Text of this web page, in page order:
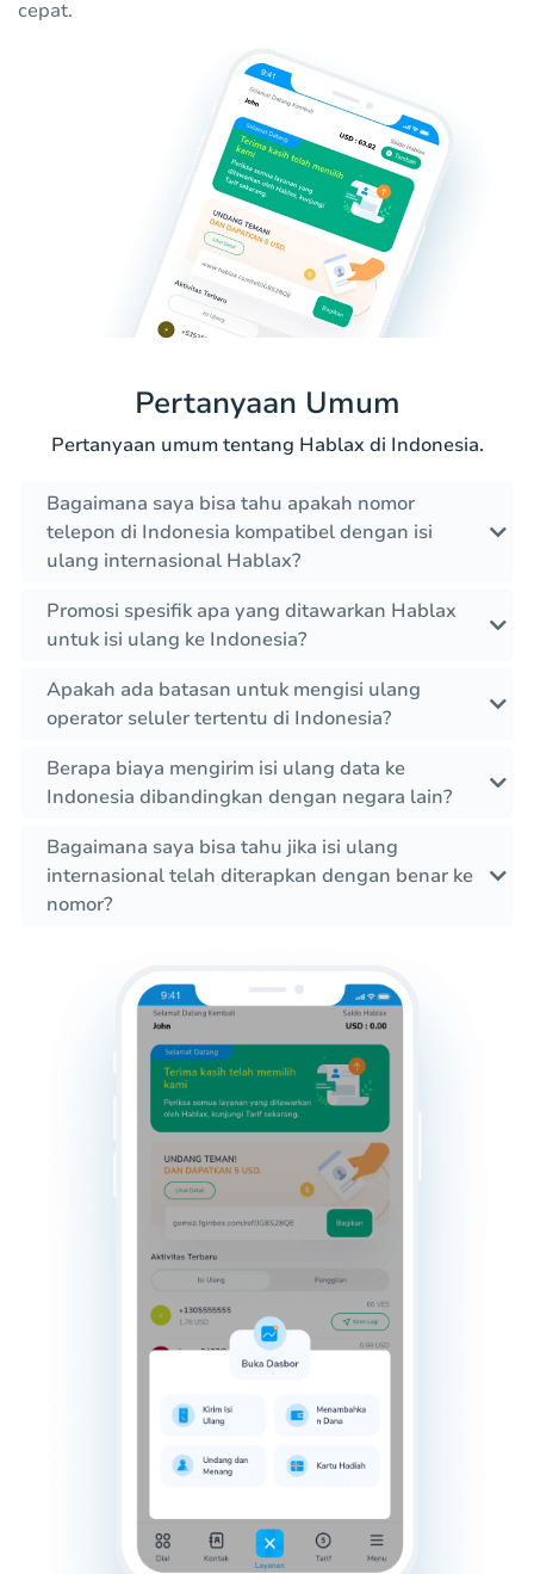
cepat.
Pertanyaan Umum
Pertanyaan umum tentang Hablax di Indonesia.
Bagaimana saya bisa tahu apakah nomor
telepon di Indonesia kompatibel dengan isi
ulang internasional Hablax?
Promosi spesifik apa yang ditawarkan Hablax
untuk isi ulang ke Indonesia?
Apakah ada batasan untuk mengisi ulang
operator seluler tertentu di Indonesia?
Berapa biaya mengirim isi ulang data ke
Indonesia dibandingkan dengan negara lain?
Bagaimana saya bisa tahu jika isi ulang
internasional telah diterapkan dengan benar ke
nomor?